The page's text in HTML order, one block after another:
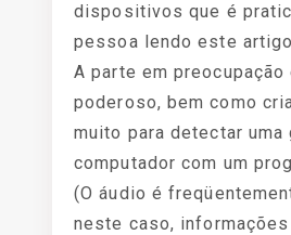
dispositivos que é
pessoa lendo este
A parte em
poderoso, bem como
muito para detectar
computador com um
(O áudio é
neste caso,